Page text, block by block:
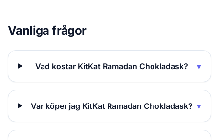
Vanliga frågor
Vad kostar KitKat Ramadan Chokladask? ▾
Var köper jag KitKat Ramadan Chokladask? ▾